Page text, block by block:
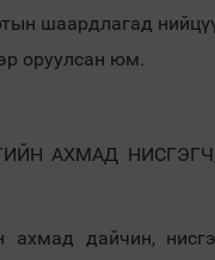
шаардлагад
оруулсан юм.
АХМАД
ахмад дайчин,